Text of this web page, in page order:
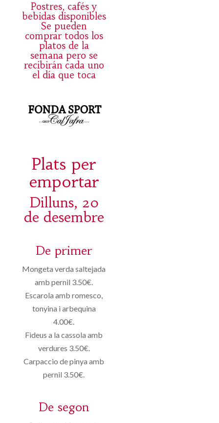
Postres, cafés y
bebidas disponibles
Se pueden
comprar todos los
platos de la
semana pero se
recibirán cada uno
el día que toca
Plats per
emportar
Dilluns, 20
de desembre
De primer
Mongeta verda saltejada
amb pernil 3.50€.
Escarola amb romesco,
tonyina i arbequina
4.00€.
Fideus a la cassola amb
verdures 3.50€.
Carpaccio de pinya amb
pernil 3.50€.
De segon